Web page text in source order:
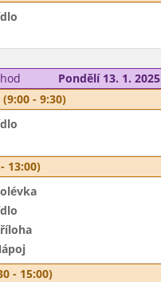
Pondělí 13. 1. 2025
- 9:30)
13:00)
- 15:00)